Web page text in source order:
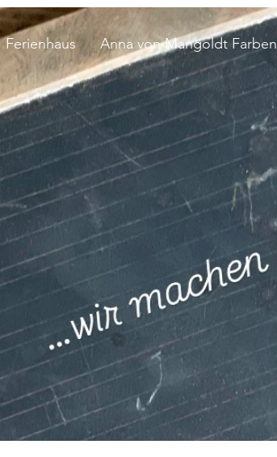
Ferienhaus Anna von Mangoldt Farben